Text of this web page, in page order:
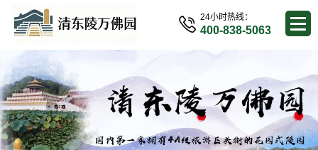
24小时热线：
400-838-5063